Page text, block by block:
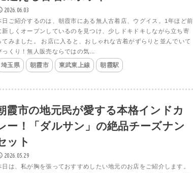
2026.06.03
日ご紹介するのは、朝霞市にある無人古着店、ウグイス。1年ほど前
新しくオープンしているのを見つけ、少しドキドキしながら立ち寄
てみました。 お店に入ると、おしゃれな古着がずらりと並んでいて
っくり！無人販売ならではの気...
埼玉県 朝霞市 東武東上線 朝霞駅
霞市の地元民が愛する本格インドカ
ー！「ダルサン」の絶品チーズナン
ット
2026.05.29
日は、私が胸を張っておすすめしたい地元のお店をご紹介します。